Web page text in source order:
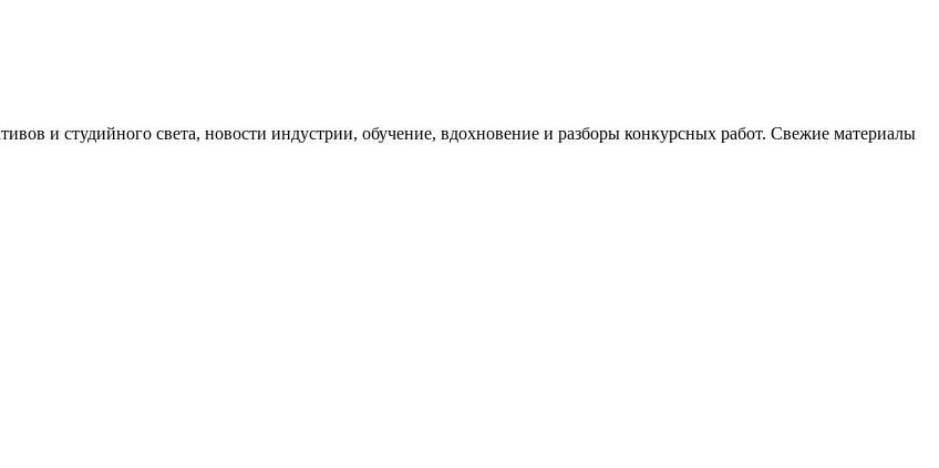
и студийного света, новости индустрии, обучение, вдохновение и разборы конкурсных работ. Свежие материалы